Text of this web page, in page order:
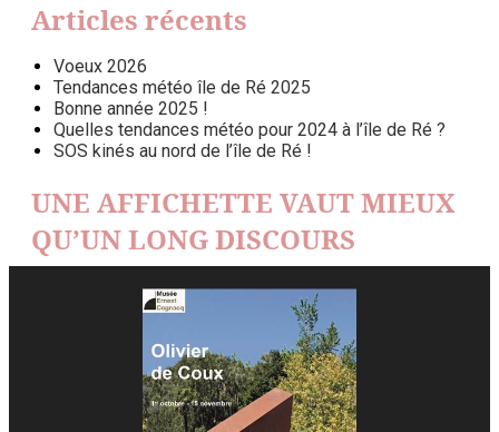
Articles récents
Voeux 2026
Tendances météo île de Ré 2025
Bonne année 2025 !
Quelles tendances météo pour 2024 à l’île de Ré ?
SOS kinés au nord de l’île de Ré !
UNE AFFICHETTE VAUT MIEUX
QU’UN LONG DISCOURS